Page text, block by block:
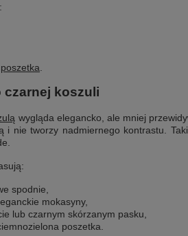
poszetka
czarnej koszuli
wygląda elegancko, ale mniej
i nie tworzy nadmiernego kontrastu.
spodnie,
mokasyny,
lub czarnym skórzanym pasku,
poszetka.